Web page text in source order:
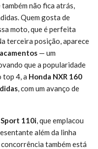
também não fica atrás,
Quem gosta de
moto, que é perfeita
terceira posição, aparece
— um
que a popularidade
top 4, a Honda NXR 160
, com um avanço de
Sport 110i, que emplacou
além da linha
também está